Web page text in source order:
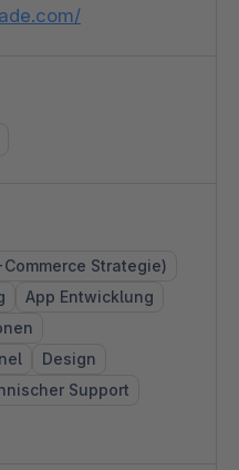
Strategie)
App Entwicklung
Design
Support